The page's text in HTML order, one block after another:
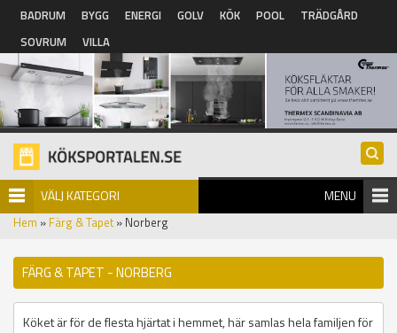
Hoppa till huvudinnehåll
BADRUM BYGG ENERGI GOLV KÖK POOL
TRÄDGÅRD
SOVRUM
VILLA
VÄLJ KATEGORI MENU
Hem » Färg & Tapet» Norberg
FÄRG & TAPET - NORBERG
Köket är för de flesta hjärtat i hemmet, här samlas hela familjen för